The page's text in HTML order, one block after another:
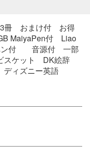
13冊 おまけ付 お得
MaiyaPen付 Liao
ン付 音源付 一部
ケット DK絵辞
ィズニー英語